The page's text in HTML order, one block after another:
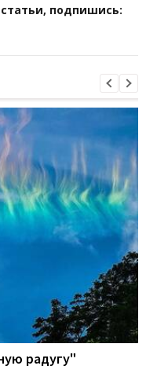
подпишись:
радугу"